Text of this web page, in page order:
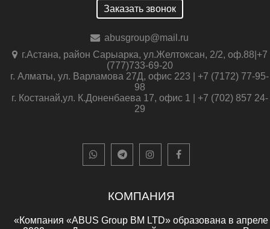
Заказать звонок
abusgroup@mail.ru
г.Астана, район Сарыарка, ул.Желтоксан, 2/2, оф.88|+7
(777)733-69-20
г. Алматы, ул. Варламова 27Д, офис 223 | +7 (7172) 77-95-
98
г. Костанай,ул. К.Доненбаева 17, офис 1 | +7 (702) 857 24-
29
КОМПАНИЯ
«Компания «ABUS Group BM LTD» образована в апреле